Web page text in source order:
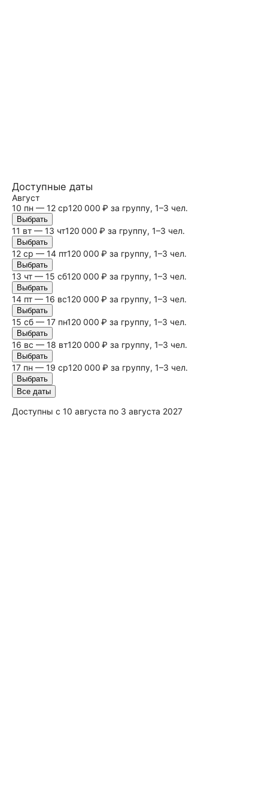
Доступные даты
Август
10 пн — 12 ср120 000 ₽ за группу, 1–3 чел.
Выбрать
11 вт — 13 чт120 000 ₽ за группу, 1–3 чел.
Выбрать
12 ср — 14 пт120 000 ₽ за группу, 1–3 чел.
Выбрать
13 чт — 15 сб120 000 ₽ за группу, 1–3 чел.
Выбрать
14 пт — 16 вс120 000 ₽ за группу, 1–3 чел.
Выбрать
15 сб — 17 пн120 000 ₽ за группу, 1–3 чел.
Выбрать
16 вс — 18 вт120 000 ₽ за группу, 1–3 чел.
Выбрать
17 пн — 19 ср120 000 ₽ за группу, 1–3 чел.
Выбрать
Все даты
Доступны с 10 августа по 3 августа 2027